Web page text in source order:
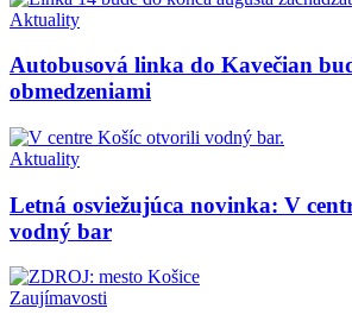
Aktuality
Autobusová linka do Kavečian
obmedzeniami
Aktuality
Letná osviežujúca novinka: V
vodný bar
Zaujímavosti